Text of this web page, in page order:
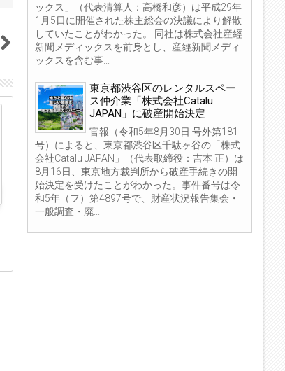
04
2023
東京都新宿区の投資ファンド組成・運用「株
Sep
2023
ックス」（代表清算人：高橋和彦）は平成29年
1月5日に開催された株主総会の決議により解散
していたことがわかった。 同社は株式会社産經
新聞メディックスを前身とし、産經新聞メディ
ックスを含む事...
東京都渋谷区のレンタルスペー
ス仲介業「株式会社Catalu
JAPAN」に破産開始決定
官報（令和5年8月30日 号外第181
号）によると、東京都渋谷区千駄ヶ谷の「株式
会社Catalu JAPAN」（代表取締役：吉本 正）は
8月16日、東京地方裁判所から破産手続きの開
始決定を受けたことがわかった。事件番号は令
和5年（フ）第4897号で、財産状況報告集会・
一般調査・廃...